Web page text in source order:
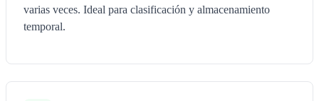
varias veces. Ideal para clasificación y almacenamiento
temporal.